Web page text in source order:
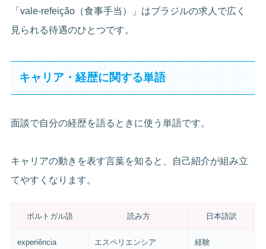
「vale-refeição（食事手当）」はブラジルの求人で広く
見られる待遇のひとつです。
キャリア・経歴に関する単語
面談で自分の経歴を語るときに使う単語です。
キャリアの動きを表す言葉を知ると、自己紹介が組み立
てやすくなります。
ポルトガル語 読み方 日本語訳
experiência エスペリエンシア 経験